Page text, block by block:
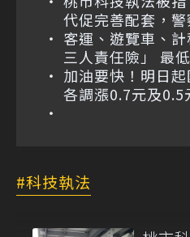
代促完善配套，
客運、遊覽車、
三人責任險」 最
加油要快！明日
各調漲0.7元及0.5
科技執法